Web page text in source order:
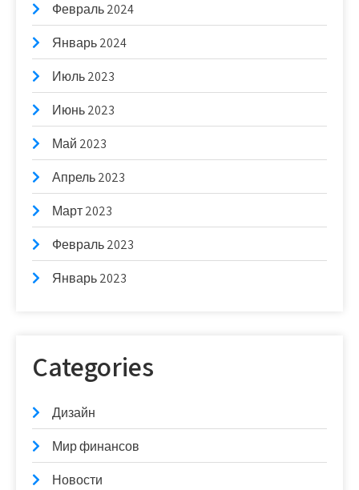
Февраль 2024
Январь 2024
Июль 2023
Июнь 2023
Май 2023
Апрель 2023
Март 2023
Февраль 2023
Январь 2023
Categories
Дизайн
Мир финансов
Новости